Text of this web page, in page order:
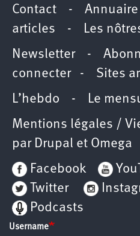
Contact - Annuaire
articles - Les
Newsletter-
connecter- Sites
L’hebdo - Le
Mentions légales /
par Drupal et Omega
Facebook
Twitter
Podcasts
Username